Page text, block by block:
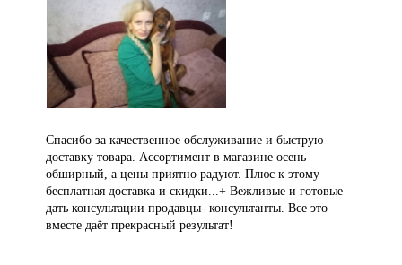
Спасибо за качественное обслуживание и быструю
доставку товара. Ассортимент в магазине осень
обширный, а цены приятно радуют. Плюс к этому
бесплатная доставка и скидки...+ Вежливые и готовые
дать консультации продавцы- консультанты. Все это
вместе даёт прекрасный результат!